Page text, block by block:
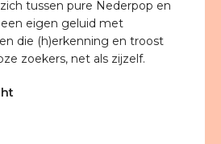
tussen pure Nederpop en
eigen geluid met
die (h)erkenning en troost
zoekers, net als zijzelf.